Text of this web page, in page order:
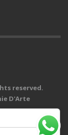
reserved.
D'Arte